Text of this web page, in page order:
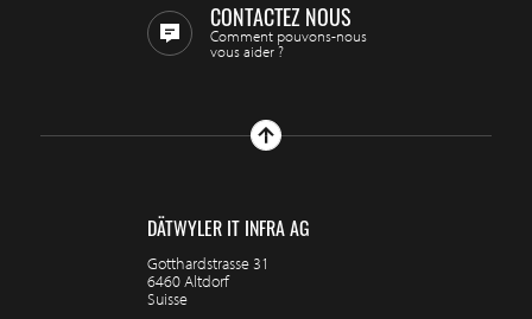
CONTACTEZ NOUS
Comment pouvons-nous
vous aider ?
DÄTWYLER IT INFRA AG
Gotthardstrasse 31
6460 Altdorf
Suisse